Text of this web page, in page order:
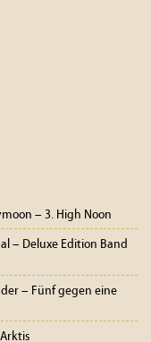
– 3. High Noon
– Deluxe Edition Band
– Fünf gegen eine